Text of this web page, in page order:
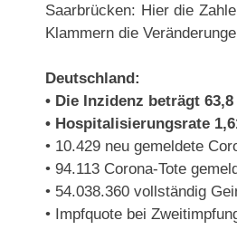
Saarbrücken: Hier die
Klammern die
Deutschland:
• Die Inzidenz beträgt 63,8
• Hospitalisierungsrate
• 10.429 neu gemeldete
• 94.113 Corona-Tote
• 54.038.360 vollständig
• Impfquote bei